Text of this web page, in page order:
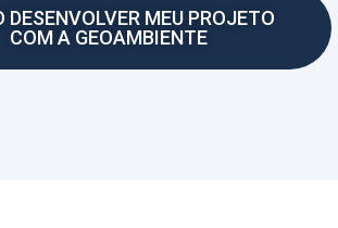
DESENVOLVER MEU PROJETO
COM A GEOAMBIENTE